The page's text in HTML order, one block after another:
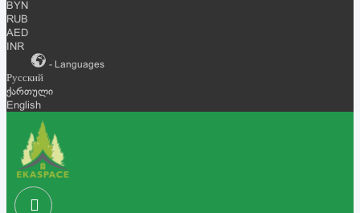
BYN
RUB
AED
INR
- Languages
Русский
ქართული
English